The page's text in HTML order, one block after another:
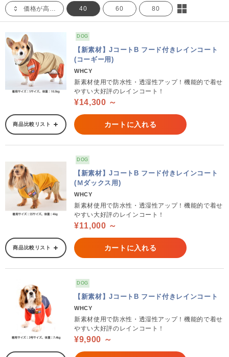
価格が高い順 40 60 80
DOG
【新素材】JコートB フード付きレインコート
(コーギー用)
WHCY
新素材使用で防水性・透湿性アップ！機能的で着せ
やすい大好評のレインコート！
¥14,300 ～
商品比較リスト カートに入れる
DOG
【新素材】JコートB フード付きレインコート
(Ｍダックス用)
WHCY
新素材使用で防水性・透湿性アップ！機能的で着せ
やすい大好評のレインコート！
¥11,000 ～
商品比較リスト カートに入れる
DOG
【新素材】JコートB フード付きレインコート
WHCY
新素材使用で防水性・透湿性アップ！機能的で着せ
やすい大好評のレインコート！
¥9,900 ～